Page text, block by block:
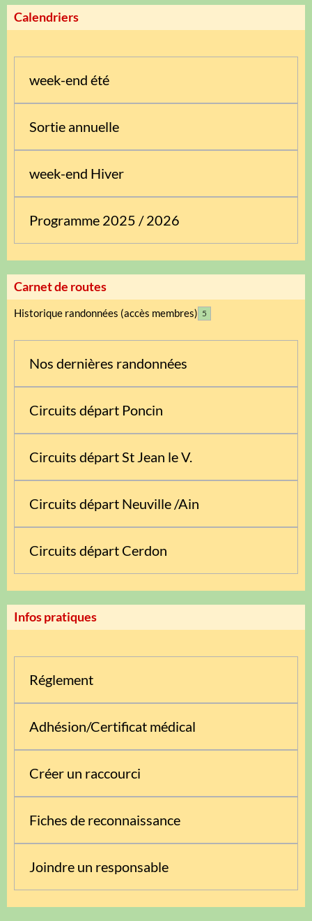
Calendriers
week-end été
Sortie annuelle
week-end Hiver
Programme 2025 / 2026
Carnet de routes
Historique randonnées (accès membres) 5
Nos dernières randonnées
Circuits départ Poncin
Circuits départ St Jean le V.
Circuits départ Neuville /Ain
Circuits départ Cerdon
Infos pratiques
Réglement
Adhésion/Certificat médical
Créer un raccourci
Fiches de reconnaissance
Joindre un responsable